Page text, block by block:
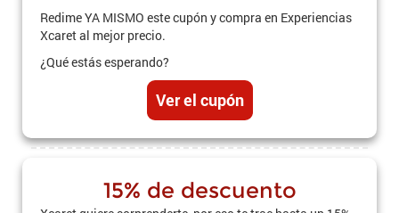
Redime YA MISMO este cupón y compra en Experiencias
Xcaret al mejor precio.
¿Qué estás esperando?
Ver el cupón
15% de descuento